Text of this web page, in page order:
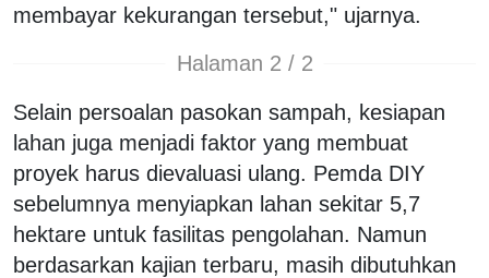
membayar kekurangan tersebut," ujarnya.
Halaman 2 / 2
Selain persoalan pasokan sampah, kesiapan
lahan juga menjadi faktor yang membuat
proyek harus dievaluasi ulang. Pemda DIY
sebelumnya menyiapkan lahan sekitar 5,7
hektare untuk fasilitas pengolahan. Namun
berdasarkan kajian terbaru, masih dibutuhkan